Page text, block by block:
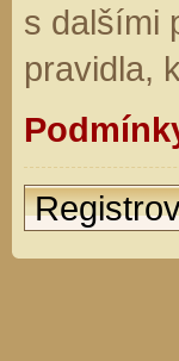
s dalšími
pravidla,